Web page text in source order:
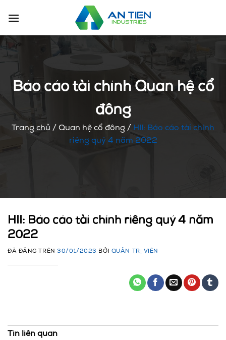
đến
dung
Báo cáo tài chính Quan hệ cổ
đông
Trang chủ / Quan hệ cổ đông / HII: Báo cáo tài chính
riêng quý 4 năm 2022
HII: Báo cáo tài chính riêng quý 4 năm
2022
ĐÃ ĐĂNG TRÊN30/01/2023 BỞI QUẢN TRỊ VIÊN
Tin liên quan